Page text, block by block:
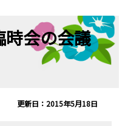
会の会議
更新日：2015年5月18日